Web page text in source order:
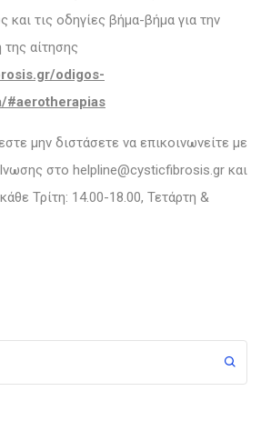
και τις οδηγίες βήμα-βήμα για την
αίτησης
odigos-
#aerotherapias
μην διστάσετε να επικοινωνείτε με
στο helpline@cysticfibrosis.gr και
Τρίτη: 14.00-18.00, Τετάρτη &